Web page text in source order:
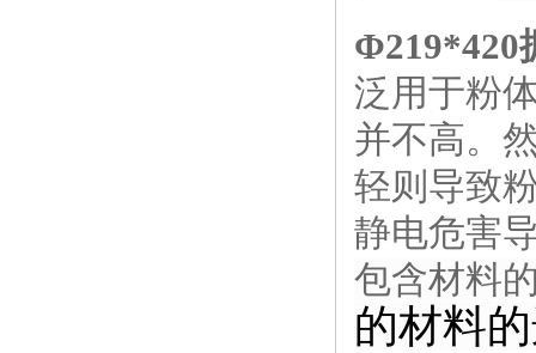
Φ219*420
泛用于粉
并不高。
轻则导致
静电危害
包含材料
的材料